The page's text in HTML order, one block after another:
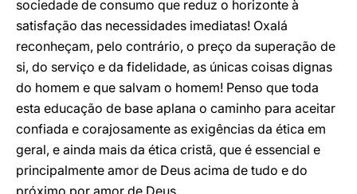
sociedade de consumo que reduz o horizonte à
satisfação das necessidades imediatas! Oxalá
reconheçam, pelo contrário, o preço da superação de
si, do serviço e da fidelidade, as únicas coisas dignas
do homem e que salvam o homem! Penso que toda
esta educação de base aplana o caminho para aceitar
confiada e corajosamente as exigências da ética em
geral, e ainda mais da ética cristã, que é essencial e
principalmente amor de Deus acima de tudo e do
próximo por amor de Deus.